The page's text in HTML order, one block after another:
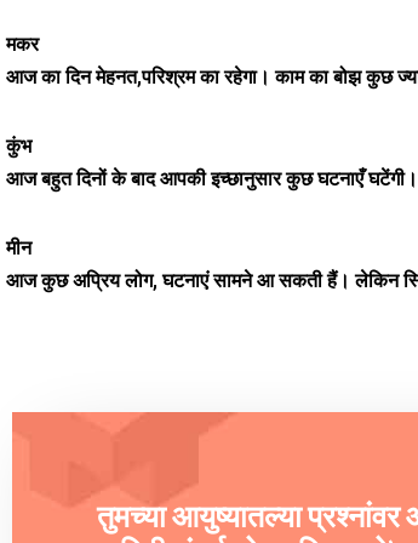
मकर
आज का दिन मेहनत,परिश्रम का रहेगा। काम का बोझ कुछ
कुंभ
आज बहुत दिनों के बाद आपकी इच्छानुसार कुछ घटनाएँ
मीन
आज कुछ अप्रिय लोग, घटनाएं सामने आ सकती हैं। लेकिन
तुमच्या आयुष्यातल्या